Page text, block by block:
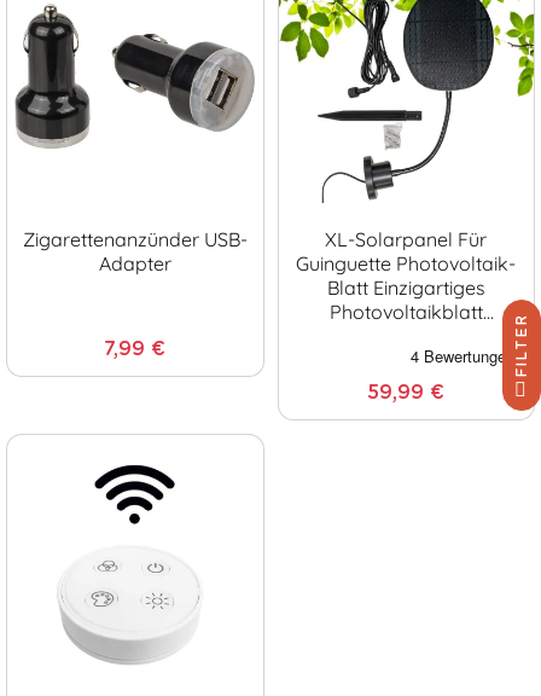
Zigarettenanzünder USB-
Adapter
7,99 €
XL-Solarpanel Für
Guinguette Photovoltaik-
Blatt Einzigartiges
Photovoltaikblatt
Flexibler Fuß + 4 Meter
Ver
59,99 €
FILTER